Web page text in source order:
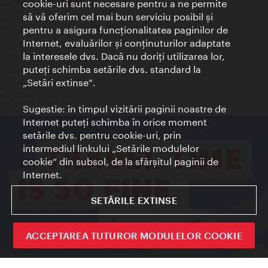
Contact
Credits
Declaraţie privind protecţia datelor
Terms of Use
Accesibilitate
Contact presa
© Copyright Wien Tourismus
cookie-uri sunt necesare pentru a ne permite
să vă oferim cel mai bun serviciu posibil şi
pentru a asigura funcţionalitatea paginilor de
Internet, evaluărilor şi conţinuturilor adaptate
la interesele dvs. Dacă nu doriţi utilizarea lor,
puteţi schimba setările dvs. standard la
„Setări extinse“.
Sugestie: în timpul vizitării paginii noastre de
Internet puteţi schimba în orice moment
setările dvs. pentru cookie-uri, prin
intermediul linkului „Setările modulelor
cookie“ din subsol, de la sfârşitul paginii de
Internet.
SETĂRILE EXTINSE
ACCEPTAREA TUTUROR MODULELOR COOKIE